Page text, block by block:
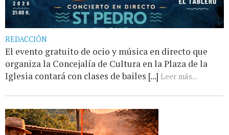
REDACCIÓN
El evento gratuito de ocio y música en directo que
organiza la Concejalía de Cultura en la Plaza de la
Iglesia contará con clases de bailes [...] Leer más...